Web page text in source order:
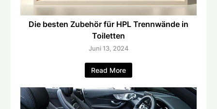
Die besten Zubehör für HPL Trennwände in
Toiletten
Juni 13, 2024
Read More